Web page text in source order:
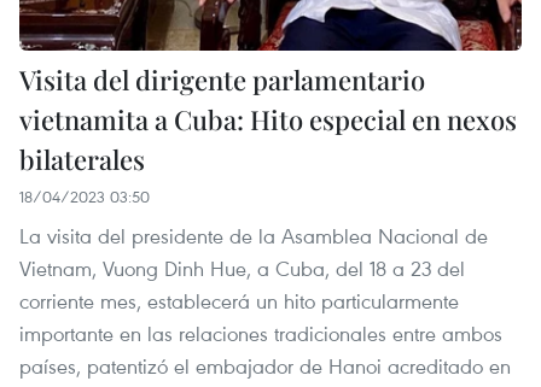
Visita del dirigente parlamentario
vietnamita a Cuba: Hito especial en nexos
bilaterales
18/04/2023 03:50
La visita del presidente de la Asamblea Nacional de
Vietnam, Vuong Dinh Hue, a Cuba, del 18 a 23 del
corriente mes, establecerá un hito particularmente
importante en las relaciones tradicionales entre ambos
países, patentizó el embajador de Hanoi acreditado en